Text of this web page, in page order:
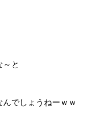
～と
でしょうねーｗｗ